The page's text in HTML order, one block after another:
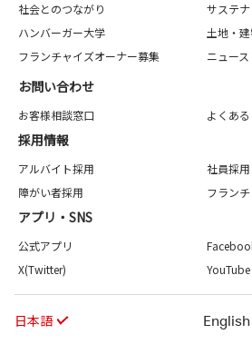
社会とのつながり
サステ
ハンバーガー大学
土地・
フランチャイズオーナー募集
ニュー
お問い合わせ
お客様相談窓口 よくあ
採用情報
アルバイト採用
社員採用
障がい者採用
フラン
アプリ・SNS
公式アプリ
X(Twitter)
YouTube
日本語 English